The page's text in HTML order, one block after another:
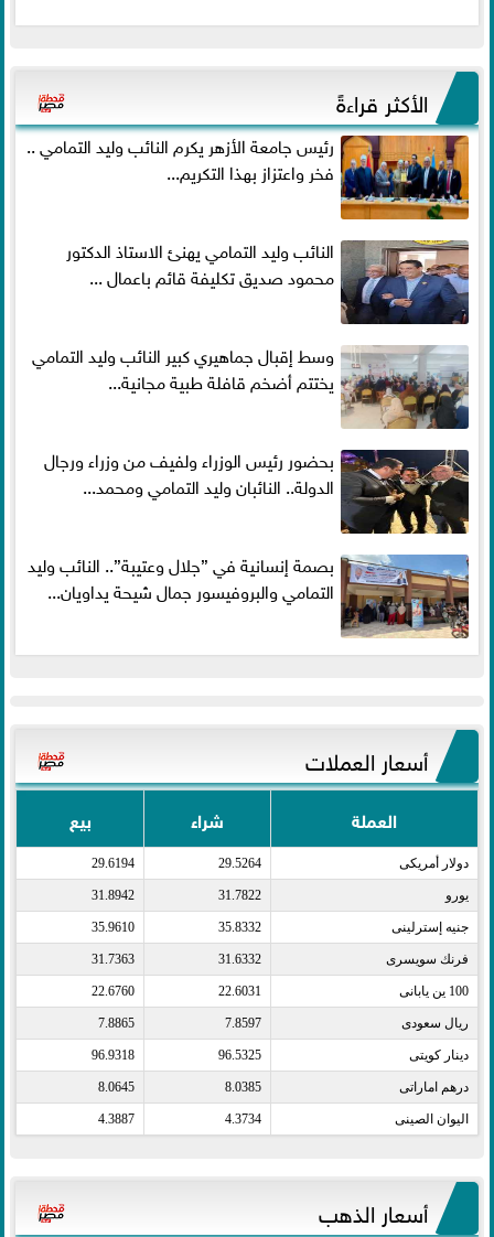
الأكثر قراءةً
رئيس جامعة الأزهر يكرم النائب وليد التمامي ..
فخر واعتزاز بهذا التكريم...
النائب وليد التمامي يهنئ الاستاذ الدكتور
محمود صديق تكليفة قائم باعمال ...
وسط إقبال جماهيري كبير النائب وليد التمامي
يختتم أضخم قافلة طبية مجانية...
بحضور رئيس الوزراء ولفيف من وزراء ورجال
الدولة.. النائبان وليد التمامي ومحمد...
بصمة إنسانية في ”جلال وعتيبة”.. النائب وليد
التمامي والبروفيسور جمال شيحة يداويان...
أسعار العملات
العملة شراء بيع
دولار أمريكى​ 29.5264
29.6194
يورو​ 31.7822
31.8942
جنيه إسترلينى​ 35.8332
35.9610
فرنك سويسرى​ 31.6332
31.7363
100 ين يابانى​ 22.6031
22.6760
ريال سعودى​ 7.8597
7.8865
دينار كويتى​ 96.5325
96.9318
درهم اماراتى​ 8.0385
8.0645
اليوان الصينى​ 4.3734
4.3887
أسعار الذهب